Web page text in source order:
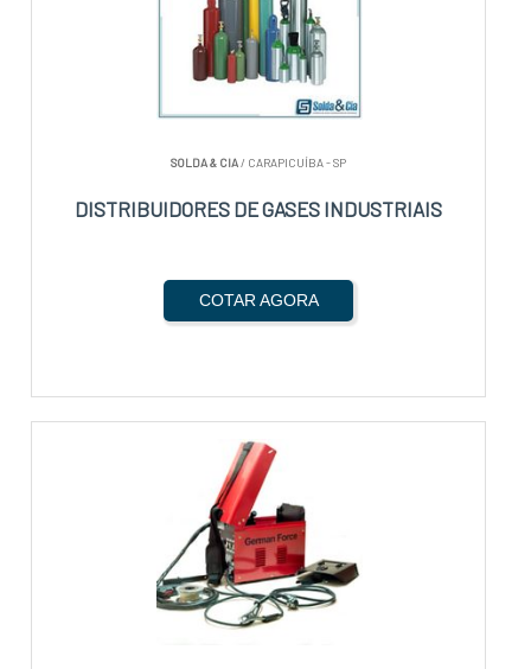
SOLDA & CIA/ CARAPICUÍBA - SP
DISTRIBUIDORES DE GASES INDUSTRIAIS
COTAR AGORA